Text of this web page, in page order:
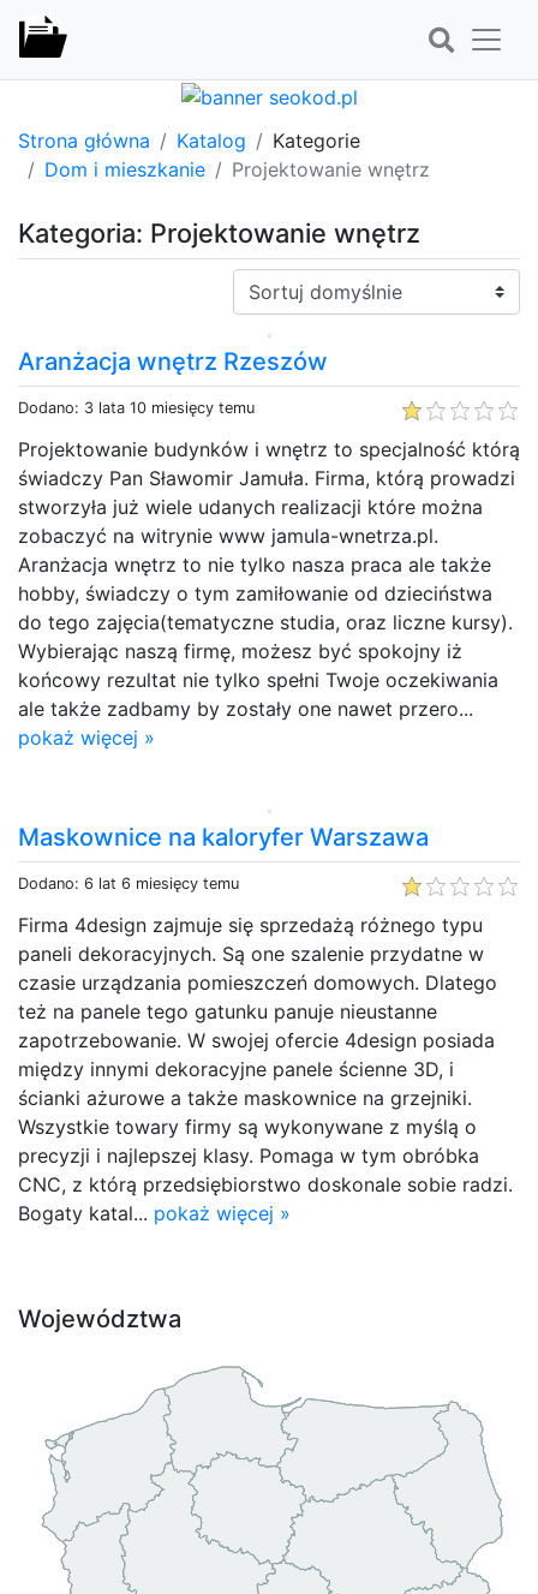
Strona główna Katalog
Kategorie
Dom i mieszkanie
Projektowanie wnętrz
Kategoria: Projektowanie wnętrz
Sortuj:
Aranżacja wnętrz Rzeszów
Dodano: 3 lata 10 miesięcy temu
Projektowanie budynków i wnętrz to specjalność którą
świadczy Pan Sławomir Jamuła. Firma, którą prowadzi
stworzyła już wiele udanych realizacji które można
zobaczyć na witrynie www jamula-wnetrza.pl.
Aranżacja wnętrz to nie tylko nasza praca ale także
hobby, świadczy o tym zamiłowanie od dzieciństwa
do tego zajęcia(tematyczne studia, oraz liczne kursy).
Wybierając naszą firmę, możesz być spokojny iż
końcowy rezultat nie tylko spełni Twoje oczekiwania
ale także zadbamy by zostały one nawet przero...
pokaż więcej »
Maskownice na kaloryfer Warszawa
Dodano: 6 lat 6 miesięcy temu
Firma 4design zajmuje się sprzedażą różnego typu
paneli dekoracyjnych. Są one szalenie przydatne w
czasie urządzania pomieszczeń domowych. Dlatego
też na panele tego gatunku panuje nieustanne
zapotrzebowanie. W swojej ofercie 4design posiada
między innymi dekoracyjne panele ścienne 3D, i
ścianki ażurowe a także maskownice na grzejniki.
Wszystkie towary firmy są wykonywane z myślą o
precyzji i najlepszej klasy. Pomaga w tym obróbka
CNC, z którą przedsiębiorstwo doskonale sobie radzi.
Bogaty katal... pokaż więcej »
Województwa